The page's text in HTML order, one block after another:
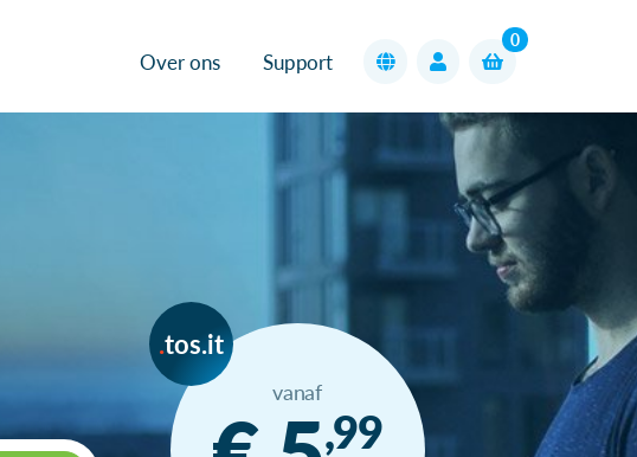
Over ons Support
0
tos.it
vanaf
,99